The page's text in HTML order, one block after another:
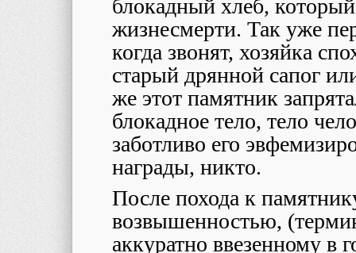
блокадный хлеб,
жизнесмерти. Так уже
когда звонят, хозяйка
старый дрянной сапог
же этот памятник
блокадное тело, тело
заботливо его
награды, никто.
После похода к
возвышенностью,
аккуратно ввезенному в